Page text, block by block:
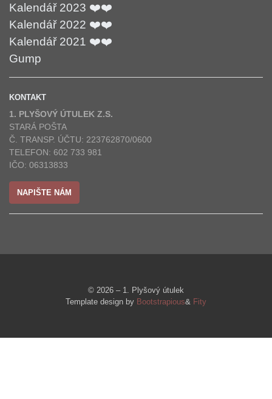
Kalendář 2023 ❤️❤️
Kalendář 2022 ❤️❤️
Kalendář 2021 ❤️❤️
Gump
KONTAKT
1. PLYŠOVÝ ÚTULEK Z.S.
STARÁ POŠTA
Č. TRANSP. ÚČTU: 223762870/0600
TELEFON: 602 733 981
IČO: 06313833
NAPIŠTE NÁM
© 2026 – 1. Plyšový útulek
Template design by Bootstrapious& Fity